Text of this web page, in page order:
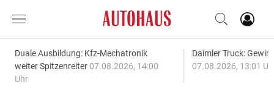
Duale Ausbildung: Kfz-Mechatronik
weiter Spitzenreiter 07.08.2026, 14:00
Uhr
Daimler Truck:
07.08.2026, 13:01